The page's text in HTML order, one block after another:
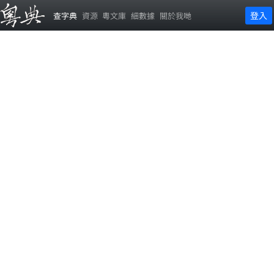
查字典 資源 粵文庫 細數據 關於我哋 登入